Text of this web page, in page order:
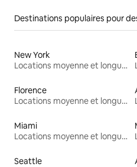
Destinations populaires pour
New York
Locations moyenne et longue durée
Florence
Locations moyenne et longue durée
Miami
Locations moyenne et longue durée
Seattle